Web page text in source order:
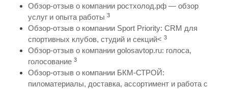
Обзор-отзыв о компании ростхолод.рф — обзор
услуг и опыта работы 3
Обзор-отзыв о компании Sport Priority: CRM для
спортивных клубов, студий и секций< 3
Обзор-отзыв о компании golosavtop.ru: голоса,
голосование 3
Обзор-отзыв о компании БКМ-СТРОЙ:
пиломатериалы, доставка, ассортимент и работа с